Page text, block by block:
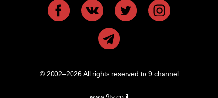
© 2002–2026 All rights reserved to 9 channel